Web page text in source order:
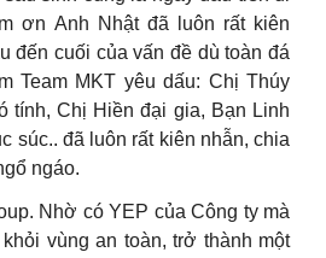
ơn Anh Nhật đã luôn rất kiên
đến cuối của vấn đề dù toàn đá
Team MKT yêu dấu: Chị Thúy
tính, Chị Hiền đại gia, Bạn Linh
súc.. đã luôn rất kiên nhẫn, chia
ngáo.
Nhờ có YEP của Công ty mà
vùng an toàn, trở thành một